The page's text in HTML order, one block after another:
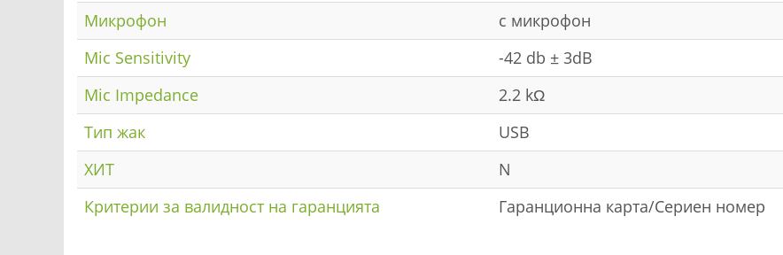
Mикрофон
с микрофон
Mic Sensitivity
-42 db ± 3dB
Mic Impedance
2.2 kΩ
Тип жак
USB
ХИТ
N
Критерии за валидност на гаранцията
Гаранционна карта/Сериен номер